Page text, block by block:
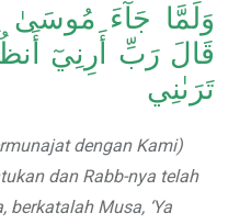
وَلَمَّا جَآءَ مُوسَىٰ
قَالَ رَبِّ أَرِنِيٓ
تَرَىٰنِي
dengan Kami)
dan Rabb-nya telah
Musa, ‘Ya